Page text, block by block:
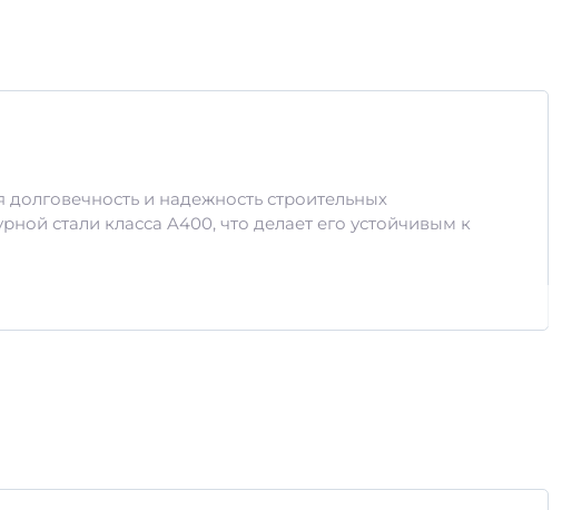
и надежность строительных
стали класса A400, что делает его устойчивым к